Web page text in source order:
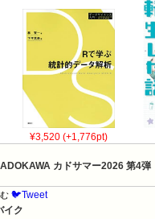
¥3,520 (+1,776pt)
カドサマー2026 第4弾
🐦Tweet
イク